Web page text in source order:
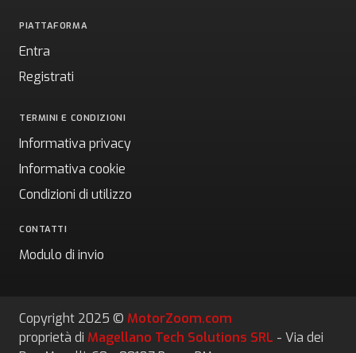
PIATTAFORMA
Entra
Registrati
TERMINI E CONDIZIONI
Informativa privacy
Informativa cookie
Condizioni di utilizzo
CONTATTI
Modulo di invio
Copyright 2025 © MotorZoom.com
proprietà di Magellano Tech Solutions SRL - Via dei